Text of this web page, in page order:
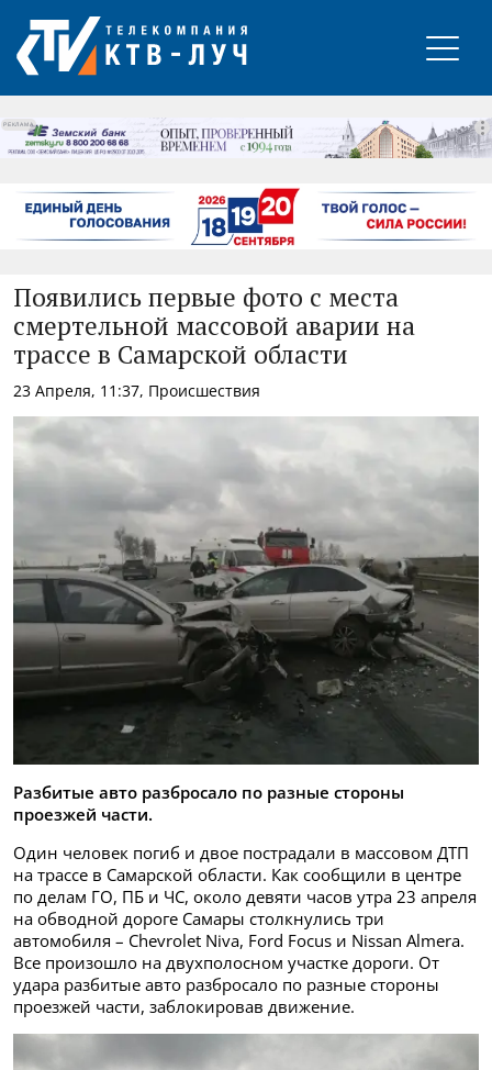
РЕКЛАМА
Появились первые фото с места
смертельной массовой аварии на
трассе в Самарской области
23 Апреля, 11:37, Происшествия
Разбитые авто разбросало по разные стороны
проезжей части.
Один человек погиб и двое пострадали в массовом ДТП
на трассе в Самарской области. Как сообщили в центре
по делам ГО, ПБ и ЧС, около девяти часов утра 23 апреля
на обводной дороге Самары столкнулись три
автомобиля – Chevrolet Niva, Ford Focus и Nissan Almera.
Все произошло на двухполосном участке дороги. От
удара разбитые авто разбросало по разные стороны
проезжей части, заблокировав движение.